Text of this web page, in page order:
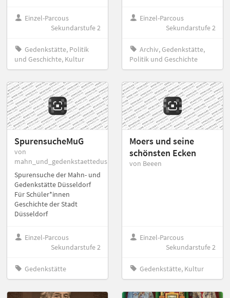
Einzel-Parcous
Sekundarstufe 2
Gedenkstätte, Politik
und Geschichte, Kultur
Einzel-Parcous
Sekundarstufe 2
Archiv, Gedenkstätte,
Politik und Geschichte
SpurensucheMuG
von
mahn_und_gedenkstaettedus
Spurensuche der Mahn- und
Gedenkstätte Düsseldorf
Für Schüler*innen
Geschichte der Stadt
Düsseldorf
Einzel-Parcous
Sekundarstufe 2
Gedenkstätte
Moers und seine
schönsten Ecken
von Beeen
Einzel-Parcous
Sekundarstufe 2
Gedenkstätte, Kultur